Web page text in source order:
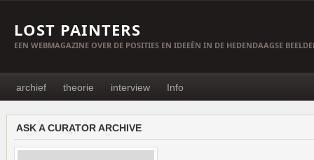
LOST PAINTERS
EEN WEBMAGAZINE OVER DE POSITIES EN IDEEËN IN DE HEDENDAAGSE
archief theorie interview Info
ASK A CURATOR ARCHIVE